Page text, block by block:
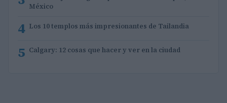
México
4 Los 10 templos más impresionantes de Tailandia
5 Calgary: 12 cosas que hacer y ver en la ciudad